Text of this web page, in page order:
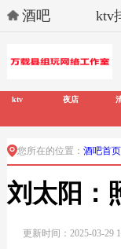
酒吧 ktv
ktv 夜店
您所在的位置： 酒吧首页
刘太阳：
更新时间：2025-03-29